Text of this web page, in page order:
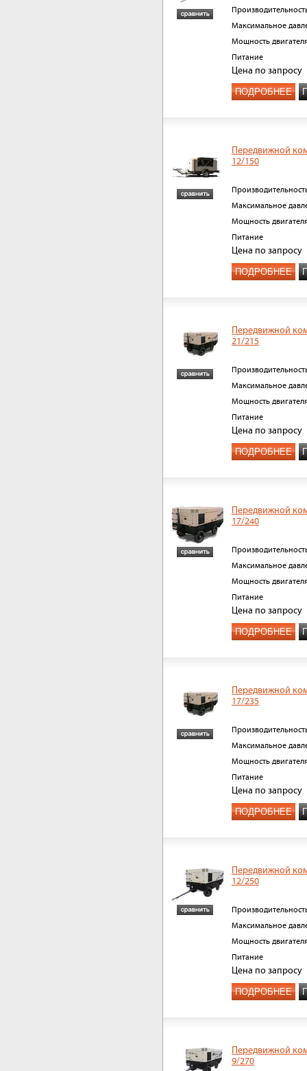
Максимальное
Мощность
Питание
Цена по запросу
ПОДРОБНЕЕ
Передвижной
12/150
Максимальное
Мощность
Питание
Цена по запросу
ПОДРОБНЕЕ
Передвижной
21/215
Максимальное
Мощность
Питание
Цена по запросу
ПОДРОБНЕЕ
Передвижной
17/240
Максимальное
Мощность
Питание
Цена по запросу
ПОДРОБНЕЕ
Передвижной
17/235
Максимальное
Мощность
Питание
Цена по запросу
ПОДРОБНЕЕ
Передвижной
12/250
Максимальное
Мощность
Питание
Цена по запросу
ПОДРОБНЕЕ
Передвижной
9/270